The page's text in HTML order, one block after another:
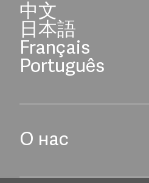
中文
日本語
Français
Português
О нас